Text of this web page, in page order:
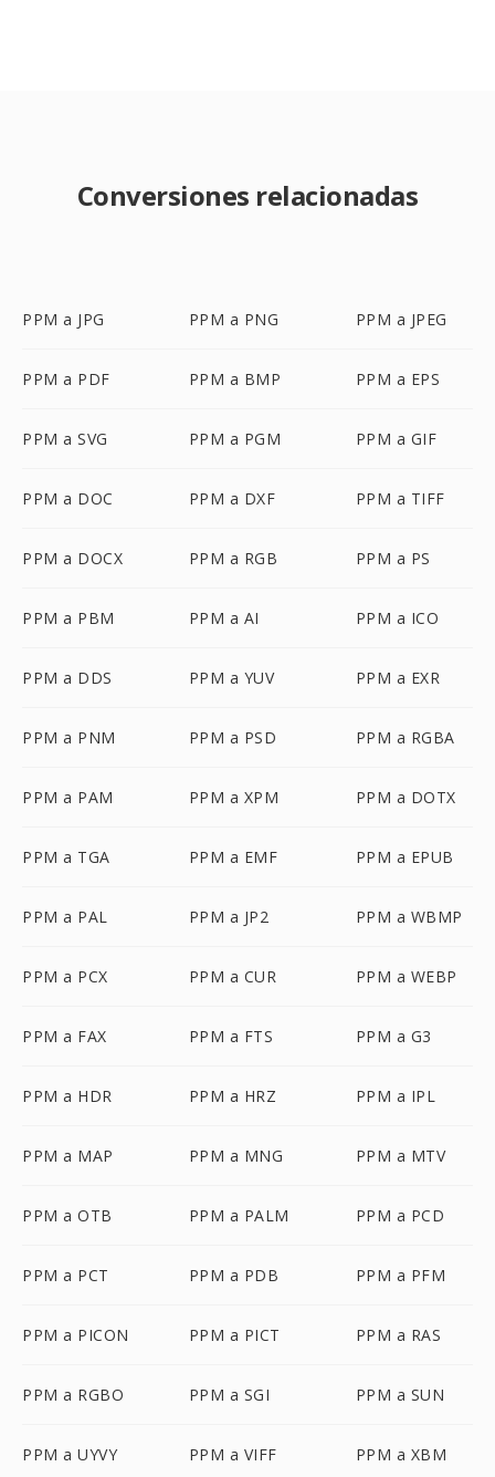
Conversiones relacionadas
PPM a JPG PPM a PNG PPM a JPEG
PPM a PDF PPM a BMP PPM a EPS
PPM a SVG PPM a PGM PPM a GIF
PPM a DOC PPM a DXF PPM a TIFF
PPM a DOCX PPM a RGB PPM a PS
PPM a PBM PPM a AI PPM a ICO
PPM a DDS PPM a YUV PPM a EXR
PPM a PNM PPM a PSD PPM a RGBA
PPM a PAM PPM a XPM PPM a DOTX
PPM a TGA PPM a EMF PPM a EPUB
PPM a PAL PPM a JP2 PPM a WBMP
PPM a PCX PPM a CUR PPM a WEBP
PPM a FAX PPM a FTS PPM a G3
PPM a HDR PPM a HRZ PPM a IPL
PPM a MAP PPM a MNG PPM a MTV
PPM a OTB PPM a PALM PPM a PCD
PPM a PCT PPM a PDB PPM a PFM
PPM a PICON PPM a PICT PPM a RAS
PPM a RGBO PPM a SGI PPM a SUN
PPM a UYVY PPM a VIFF PPM a XBM